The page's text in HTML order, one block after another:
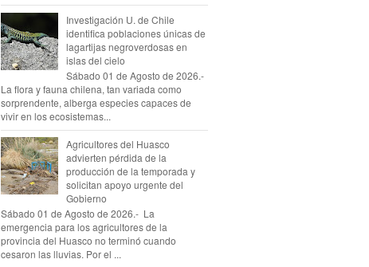
Investigación U. de Chile
identifica poblaciones únicas de
lagartijas negroverdosas en
islas del cielo
Sábado 01 de Agosto de 2026.-
La flora y fauna chilena, tan variada como
sorprendente, alberga especies capaces de
vivir en los ecosistemas...
Agricultores del Huasco
advierten pérdida de la
producción de la temporada y
solicitan apoyo urgente del
Gobierno
Sábado 01 de Agosto de 2026.- La
emergencia para los agricultores de la
provincia del Huasco no terminó cuando
cesaron las lluvias. Por el ...